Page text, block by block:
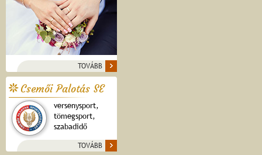
TOVÁBB
Csemői Palotás SE
versenysport,
tömegsport,
szabadidő
TOVÁBB